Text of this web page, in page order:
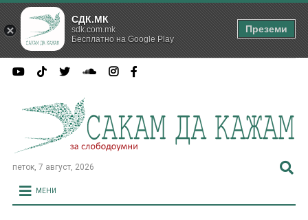
петок, 7 август, 2026
МЕНИ
СДК.МК
sdk.com.mk
Бесплатно на Google Play
Преземи